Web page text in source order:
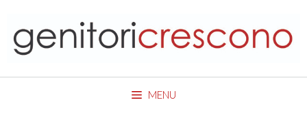
content
MENU